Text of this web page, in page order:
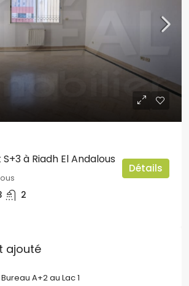
à Riadh El Andalous
2
Détails
ajouté
Bureau A+2 au Lac 1